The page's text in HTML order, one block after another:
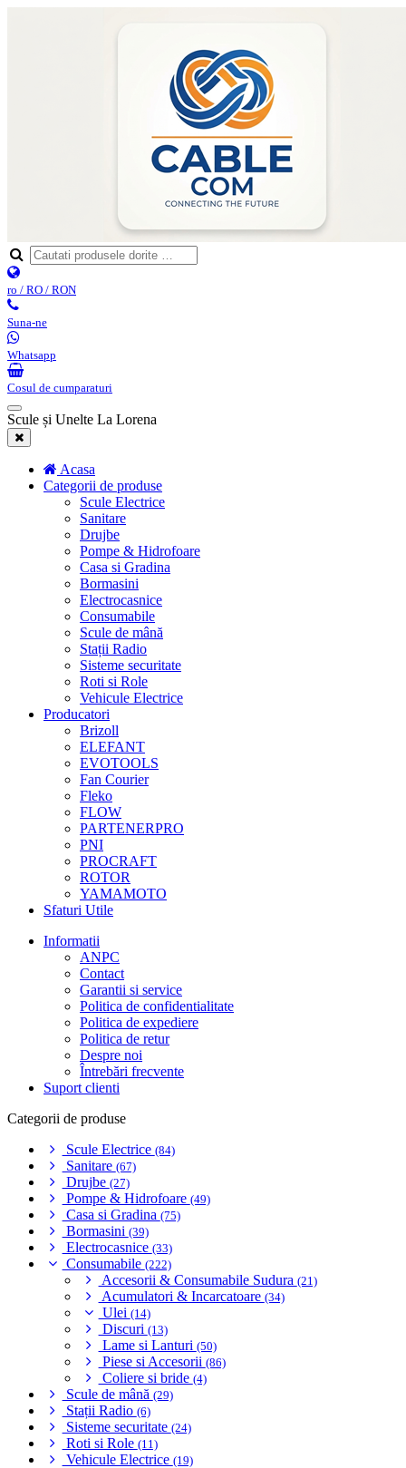
ro / RO / RON
Suna-ne
Whatsapp
Cosul de cumparaturi
Scule și Unelte La Lorena
Acasa
Categorii de produse
Scule Electrice
Sanitare
Drujbe
Pompe & Hidrofoare
Casa si Gradina
Bormasini
Electrocasnice
Consumabile
Scule de mână
Stații Radio
Sisteme securitate
Roti si Role
Vehicule Electrice
Producatori
Brizoll
ELEFANT
EVOTOOLS
Fan Courier
Fleko
FLOW
PARTENERPRO
PNI
PROCRAFT
ROTOR
YAMAMOTO
Sfaturi Utile
Informatii
ANPC
Contact
Garantii si service
Politica de confidentialitate
Politica de expediere
Politica de retur
Despre noi
Întrebări frecvente
Suport clienti
Categorii de produse
Scule Electrice (84)
Sanitare (67)
Drujbe (27)
Pompe & Hidrofoare (49)
Casa si Gradina (75)
Bormasini (39)
Electrocasnice (33)
Consumabile (222)
Accesorii & Consumabile Sudura (21)
Acumulatori & Incarcatoare (34)
Ulei (14)
Discuri (13)
Lame si Lanturi (50)
Piese si Accesorii (86)
Coliere si bride (4)
Scule de mână (29)
Stații Radio (6)
Sisteme securitate (24)
Roti si Role (11)
Vehicule Electrice (19)